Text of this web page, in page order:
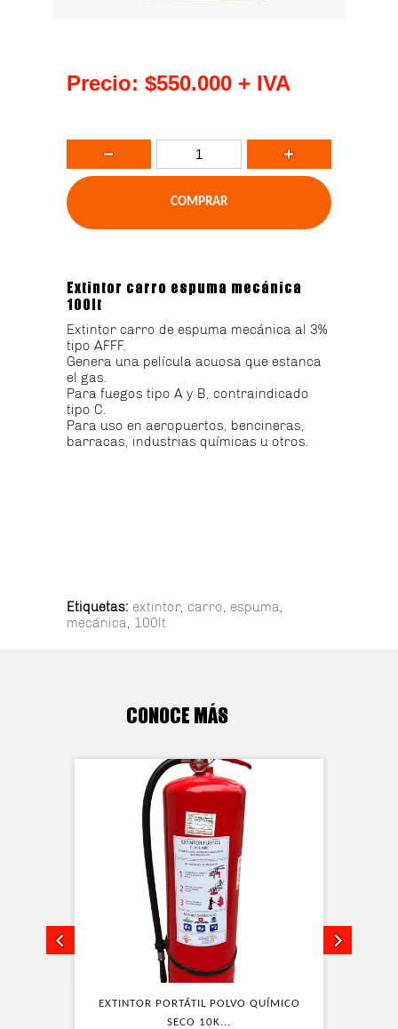
Precio: $550.000 + IVA
Extintor carro espuma mecánica
100lt
Extintor carro de espuma mecánica al 3%
tipo AFFF.
Genera una película acuosa que estanca
el gas.
Para fuegos tipo A y B, contraindicado
tipo C.
Para uso en aeropuertos, bencineras,
barracas, industrias químicas u otros.
Etiquetas: extintor, carro espuma
mecánica
100lt
CONOCE MÁS
EXTINTOR PORTÁTIL POLVO QUÍMICO
SECO 10K...